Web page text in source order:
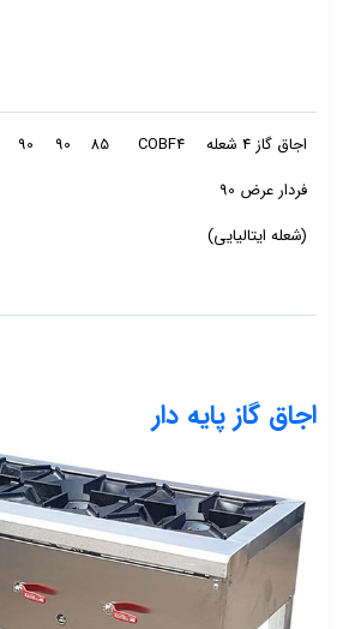
اجاق گاز 4 شعله
فردار عرض 90
(شعله ایتالیایی)
COBF4
85
90
90
اجاق گاز پایه دار